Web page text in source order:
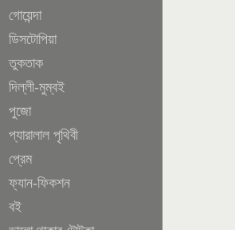
গোয়েন্দা
ডিসটোপিয়া
তুকতাক
দিল্লী-মুম্বই
পুজো
প্যারালাল পৃথিবী
প্রেম
ফ্যান-ফিকশন
বই